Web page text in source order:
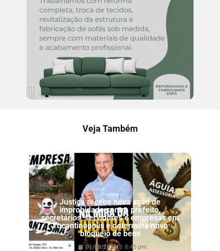
Veja Também
Justiça recebe nova ação de
improbidade contra prefeito,
secretários, servidores e empresas em
Tocantinópolis e determina novo
bloqueio de bens
01/08/2026 8:45 pm